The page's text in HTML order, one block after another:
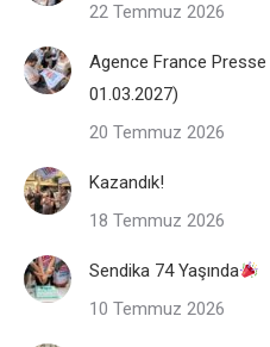
22 Temmuz 2026
Agence France
01.03.2027)
20 Temmuz 2026
Kazandık!
18 Temmuz 2026
Sendika 74 Yaşında
10 Temmuz 2026